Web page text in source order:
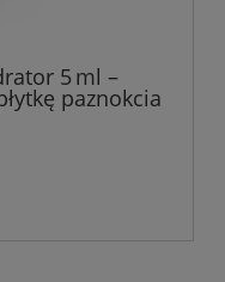
5 ml –
paznokcia